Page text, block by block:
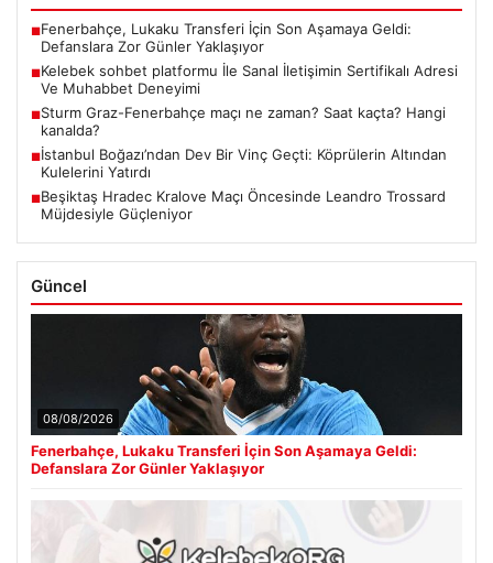
■Fenerbahçe, Lukaku Transferi İçin Son Aşamaya Geldi:
Defanslara Zor Günler Yaklaşıyor
■Kelebek sohbet platformu İle Sanal İletişimin Sertifikalı Adresi
Ve Muhabbet Deneyimi
■Sturm Graz-Fenerbahçe maçı ne zaman? Saat kaçta? Hangi
kanalda?
■İstanbul Boğazı’ndan Dev Bir Vinç Geçti: Köprülerin Altından
Kulelerini Yatırdı
■Beşiktaş Hradec Kralove Maçı Öncesinde Leandro Trossard
Müjdesiyle Güçleniyor
Güncel
08/08/2026
Fenerbahçe, Lukaku Transferi İçin Son Aşamaya Geldi:
Defanslara Zor Günler Yaklaşıyor